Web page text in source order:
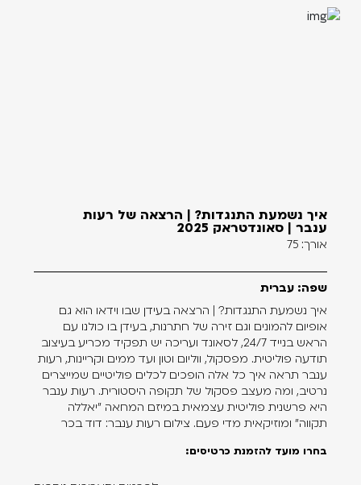
איך נשמעת התנגדות? | הרצאה של רעות
ענבר | סאונדטראק 2025
אורך: 75
שפה: עברית
איך נשמעת התנגדות? | הרצאה בעידן שבו וידאו הוא גם
אופיום להמונים וגם זירה של חתרנות, בעידן בו כולנו עם
הראש בנייד 24/7, לסאונד ועריכה יש תפקיד מכריע בעיצוב
תודעה פוליטית. מפסקול, ווליום וטון ועד ממים וקריינות, רעות
ענבר תראה איך כל אלה הופכים לכלים פוליטיים שמייצרים
נרטיב, ומה מעצב פסקול של תקופה היסטורית. רעות ענבר
היא פרשנית פוליטית עצמאית במיזם המחאה ״יאללה
תקווה״ ומוזיקאית מדי פעם. צילום רעות ענבר: דוד בכר
בחרו מועד להזמנת כרטיסים: